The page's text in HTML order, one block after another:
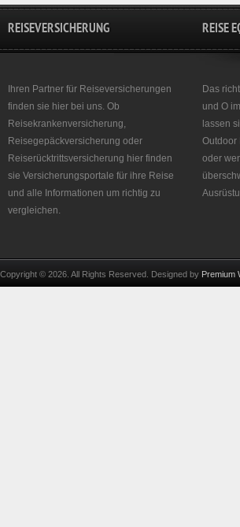
REISEVERSICHERUNG
Ihren Partner für Reiseversicherungen
finden sie hier bei uns. Ob
Reisekrankenversicherung,
Reisegepäckversicherung oder
Reiserücktrittsversicherung hier finden
sie Versicherungsportale für ihre Reise
und alle Informationen um richtig zu
vergleichen.
REISE
Das
und O
lassen
Outdoor
oder
Copyright © 2026. All Rights Reserved. Designed by Premium